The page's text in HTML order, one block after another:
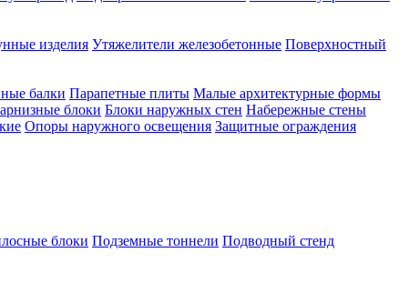
изделия Утяжелители железобетонные Поверхностный
балки Парапетные плиты Малые архитектурные формы
блоки Блоки наружных стен Набережные стены
Опоры наружного освещения Защитные ограждения
блоки Подземные тоннели Подводный стенд